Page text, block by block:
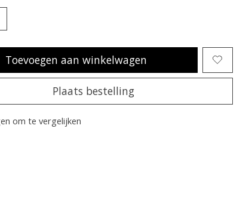
Toevoegen aan winkelwagen
Plaats bestelling
om te vergelijken